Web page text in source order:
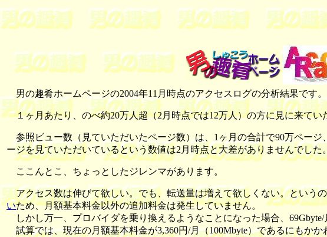
男の趣肴ホームページの2004年11月時点のアクセスログの分析結果です。
１ヶ月あたり、のべ約20万人超（2月時点では12万人）の方に見に来てい
参照ビュー数（見ていただいたページ数）は、1ヶ月の合計で90万ペー
ージを見ていただいているという数値は2月時点と大差がありませんでした
ここんとこ、ちょっとしたジレンマがあります。
アクセス数は伸びて欲しい。でも、転送量は増えて欲しくない。という
いため、月額基本料金以外の追加料金は発生していません。
しかし万一、プロバイダを乗り換えるようなことになった場合、
試算では、現在の月額基本料金が3,360円/月（100Mbyte）であるにもか